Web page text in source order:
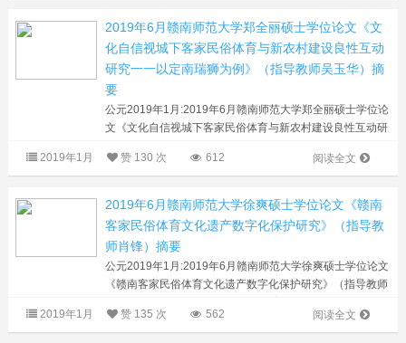
2019年6月赣南师范大学郑全丽硕士学位论文《文
化自信视城下客家民俗体育与新农村建设良性互动
研究一一以定南瑞狮为例》（指导教师吴玉华）摘
要
公元2019年1月:2019年6月赣南师范大学郑全丽硕士学位论
文《文化自信视城下客家民俗体育与新农村建设良性互动研
瑞狮民俗体育表演（文内图）...
阅读全文
2019年1月 赞 130 次 612
2019年6月赣南师范大学徐爽硕士学位论文《赣南
客家民俗体育文化遗产数字化保护研究》（指导教
师肖锋）摘要
公元2019年1月:2019年6月赣南师范大学徐爽硕士学位论文
《赣南客家民俗体育文化遗产数字化保护研究》（指导教师
育文化及其功能在新时期能够得到...
阅读全文
2019年1月 赞 135 次 562